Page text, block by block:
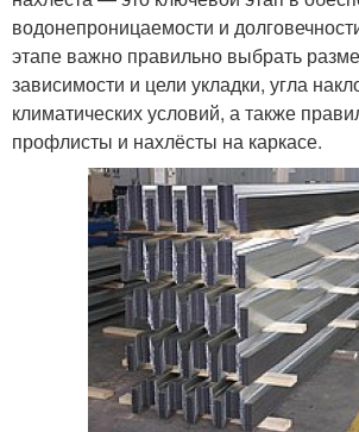
водонепроницаемости и
этапе важно правильно выбрать
зависимости и цели укладки, угла
климатических условий, а также
профлисты и нахлёсты на каркасе.